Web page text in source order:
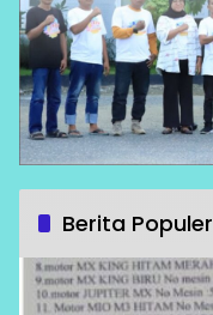
Berita Populer